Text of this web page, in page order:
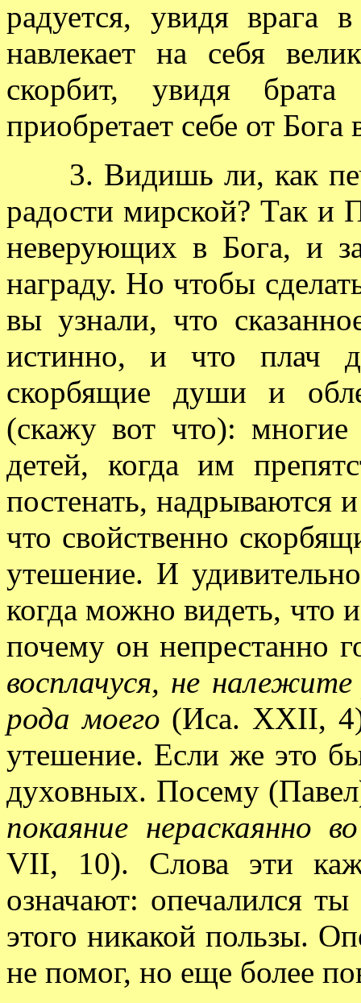
радуется, увидя врага
навлекает на себя
скорбит, увидя
приобретает себе от Бога
3. Видишь ли, как
радости мирской? Так и
неверующих в Бога, и
награду. Но чтобы
вы узнали, что
истинно, и что плач
скорбящие души и
(скажу вот что):
детей, когда им
постенать, надрываются
что свойственно
утешение. И
когда можно видеть, что
почему он непрестанно
восплачуся, не
рода моего (Иса. XXII,
утешение. Если же это
духовных. Посему
покаяние нераскаянно
VII, 10). Слова эти
означают: опечалился
этого никакой пользы.
не помог, но еще более